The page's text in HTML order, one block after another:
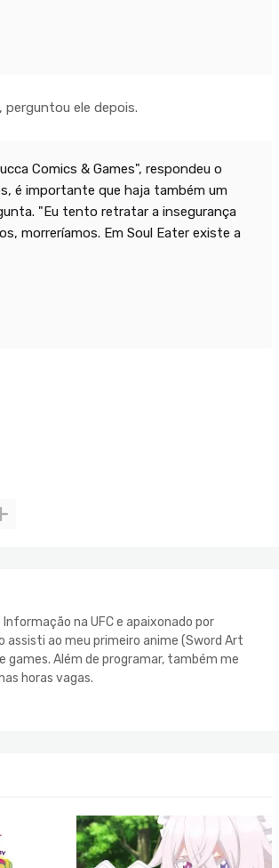
ele depois.
Comics & Games", respondeu o
é importante que haja também um
"Eu tento retratar a insegurança
morreríamos. Em Soul Eater existe a
na UFC e apaixonado por
assisti ao meu primeiro anime (Sword Art
games. Além de programar, também me
horas vagas.